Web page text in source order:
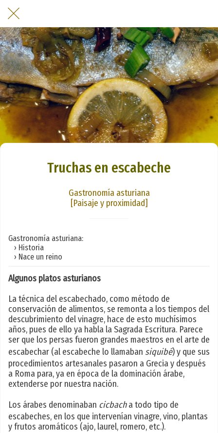
Truchas en escabeche
Gastronomía asturiana
[Paisaje y proximidad]
Gastronomía asturiana:
› Historia
› Nace un reino
Algunos platos asturianos
La técnica del escabechado, como método de
conservación de alimentos, se remonta a los tiempos del
descubrimiento del vinagre, hace de esto muchísimos
años, pues de ello ya habla la Sagrada Escritura. Parece
ser que los persas fueron grandes maestros en el arte de
escabechar (al escabeche lo llamaban siquibé) y que sus
procedimientos artesanales pasaron a Grecia y después
a Roma para, ya en época de la dominación árabe,
extenderse por nuestra nación.
Los árabes denominaban cicbacha todo tipo de
escabeches, en los que intervenían vinagre, vino, plantas
y frutos aromáticos (ajo, laurel, romero, etc.).